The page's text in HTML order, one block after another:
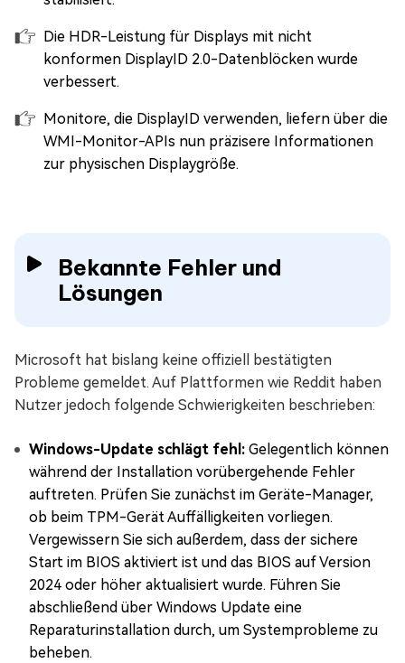
Die HDR-Leistung für Displays mit nicht
konformen DisplayID 2.0-Datenblöcken wurde
verbessert.
Monitore, die DisplayID verwenden, liefern über die
WMI-Monitor-APIs nun präzisere Informationen
zur physischen Displaygröße.
Bekannte Fehler und
Lösungen
Microsoft hat bislang keine offiziell bestätigten
Probleme gemeldet. Auf Plattformen wie Reddit haben
Nutzer jedoch folgende Schwierigkeiten beschrieben:
Windows-Update schlägt fehl: Gelegentlich können
während der Installation vorübergehende Fehler
auftreten. Prüfen Sie zunächst im Geräte-Manager,
ob beim TPM-Gerät Auffälligkeiten vorliegen.
Vergewissern Sie sich außerdem, dass der sichere
Start im BIOS aktiviert ist und das BIOS auf Version
2024 oder höher aktualisiert wurde. Führen Sie
abschließend über Windows Update eine
Reparaturinstallation durch, um Systemprobleme zu
beheben.